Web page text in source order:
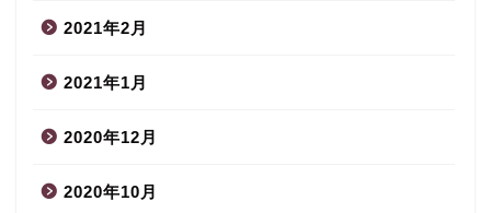
2021年2月
2021年1月
2020年12月
2020年10月